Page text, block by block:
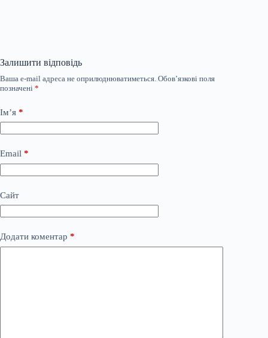
Залишити відповідь
Ваша e-mail адреса не оприлюднюватиметься. Обов’язкові поля
позначені *
Ім’я *
Email *
Сайт
Додати коментар *